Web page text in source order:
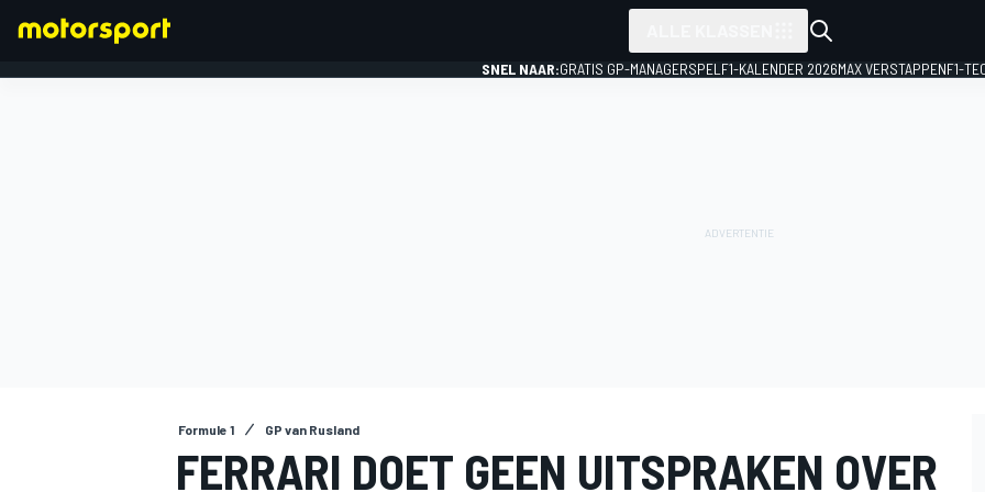
SNEL NAAR:GRATIS GP-MANAGERSPEL F1-KALENDER 2026MAX VERSTAPPENF1-
Formule 1 GP van Rusland
FERRARI DOET GEEN UITSPRAKEN OVER